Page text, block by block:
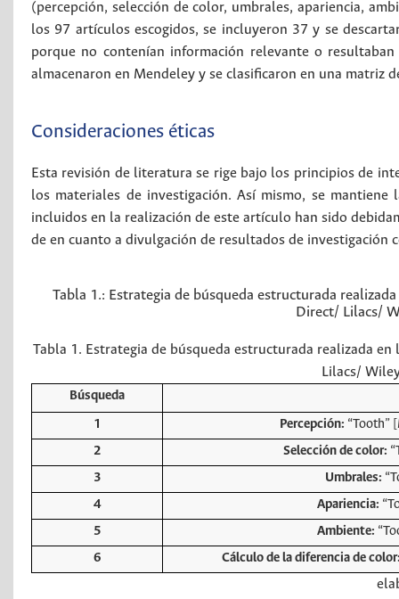
(percepción, selección de color, umbrales, apariencia,
los 97 artículos escogidos, se incluyeron 37 y se
porque no contenían información relevante o
almacenaron en Mendeley y se clasificaron en una matriz
Consideraciones éticas
Esta revisión de literatura se rige bajo los principios de
los materiales de investigación. Así mismo, se
incluidos en la realización de este artículo han sido
de en cuanto a divulgación de resultados de investigación
Tabla 1.: Estrategia de búsqueda estructurada
Direct/ Lilacs/
Tabla 1. Estrategia de búsqueda estructurada realizada
Lilacs/
Búsqueda
1
Percepción: “Tooth”
2
Selección de color:
3
Umbrales:
4
Apariencia:
5
Ambiente:
6
Cálculo de la diferencia de